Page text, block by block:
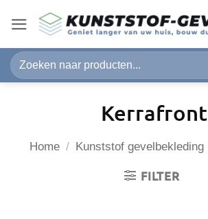
naar
inhoud
Zoeken
naar:
Kerrafront
Home / Kunststof gevelbekleding
FILTER